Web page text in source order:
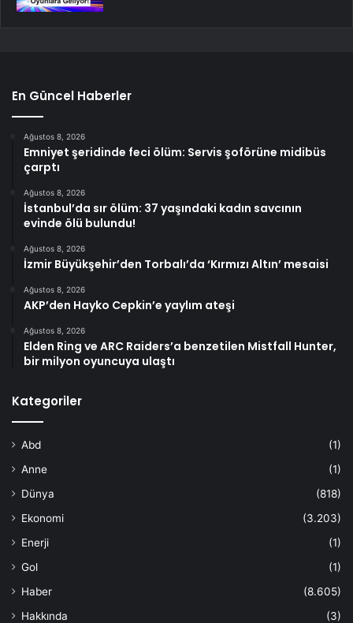
En Güncel Haberler
Ağustos 8, 2026
Emniyet şeridinde feci ölüm: Servis şoförüne midibüs
çarptı
Ağustos 8, 2026
İstanbul’da sır ölüm: 37 yaşındaki kadın savcının
evinde ölü bulundu!
Ağustos 8, 2026
İzmir Büyükşehir’den Torbalı’da ‘Kırmızı Altın’ mesaisi
Ağustos 8, 2026
AKP’den Hayko Cepkin’e yaylım ateşi
Ağustos 8, 2026
Elden Ring ve ARC Raiders’a benzetilen Mistfall Hunter,
bir milyon oyuncuya ulaştı
Kategoriler
Abd
(1)
Anne
(1)
Dünya
(818)
Ekonomi
(3.203)
Enerji
(1)
Gol
(1)
Haber
(8.605)
Hakkında
(3)